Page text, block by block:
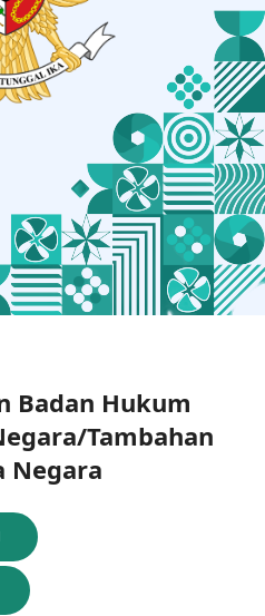
Badan Hukum
Tambahan
Negara